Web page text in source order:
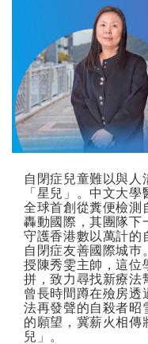
自閉症兒童難以與人
「星兒」。中文大
全球首創從糞便檢測
轟動國際，其團隊下
守護香港數以萬計的
自閉症友善國際城巿
授陳秀雯主帥，這位
拼，致力尋找新療法
曾長時間蹲在殮房透
法再發聲的自殺者昭
的願望，冀薪火相傳
兒」。